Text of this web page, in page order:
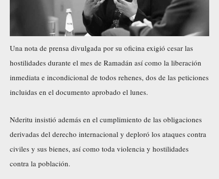
Una nota de prensa divulgada por su oficina exigió cesar las
hostilidades durante el mes de Ramadán así como la liberación
inmediata e incondicional de todos rehenes, dos de las peticiones
incluidas en el documento aprobado el lunes.
Nderitu insistió además en el cumplimiento de las obligaciones
derivadas del derecho internacional y deploró los ataques contra
civiles y sus bienes, así como toda violencia y hostilidades
contra la población.